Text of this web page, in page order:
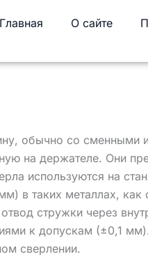
Главная О сайте
обычно со сменными
на держателе. Они
используются на
в таких металлах,
стружки через
к допускам (±0,1
сверлении.